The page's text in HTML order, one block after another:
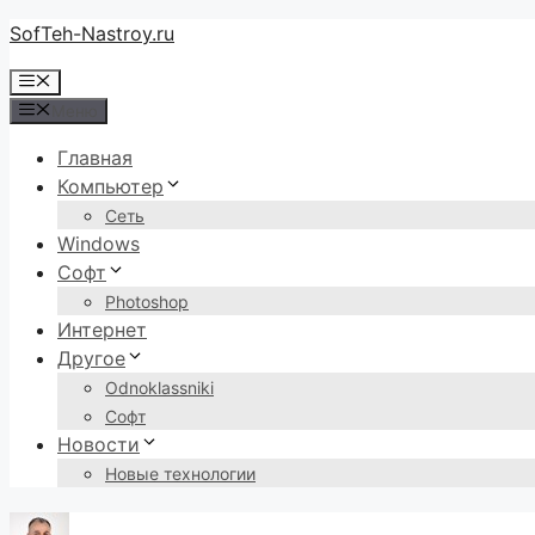
2026jojobetjojobet
Перейти
содержимому
SofTeh-Nastroy.ru
Меню
Главная
Компьютер
Сеть
Windows
Софт
Photoshop
Интернет
Другое
Odnoklassniki
Софт
Новости
Новые технологии